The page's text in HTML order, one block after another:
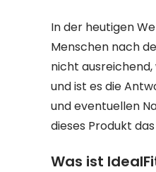
In der heutigen
Menschen nach
nicht
und ist es die
und eventuellen
dieses Produkt
Was ist